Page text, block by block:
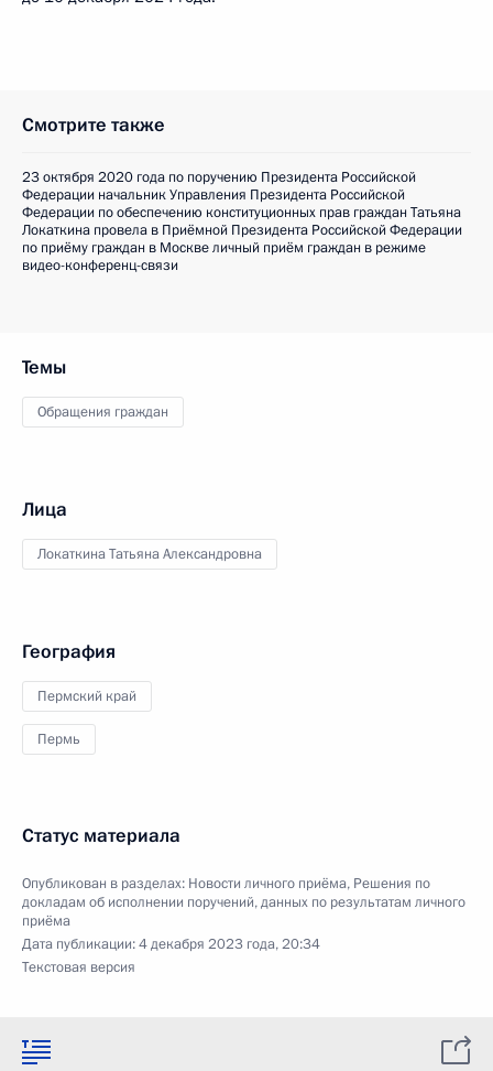
Смотрите также
23 октября 2020 года по поручению Президента Российской
Федерации начальник Управления Президента Российской
Федерации по обеспечению конституционных прав граждан Татьяна
Локаткина провела в Приёмной Президента Российской Федерации
по приёму граждан в Москве личный приём граждан в режиме
видео-конференц-связи
Темы
Обращения граждан
Лица
Локаткина Татьяна Александровна
География
Пермский край
Пермь
Статус материала
Опубликован в разделах: Новости личного приёма, Решения по
докладам об исполнении поручений, данных по результатам личного
приёма
Дата публикации:4 декабря 2023 года, 20:34
Текстовая версия